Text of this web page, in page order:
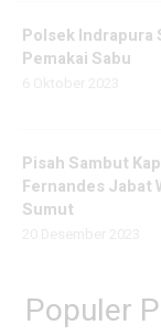
Polsek Indrapura
Pemakai Sabu
Pisah Sambut
Fernandes Jabat
Sumut
Populer